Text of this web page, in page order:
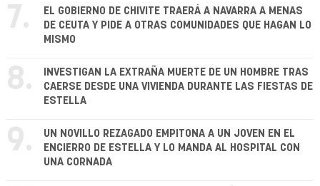
7.
EL GOBIERNO DE CHIVITE TRAERÁ A NAVARRA A MENAS
DE CEUTA Y PIDE A OTRAS COMUNIDADES QUE HAGAN LO
MISMO
8.
INVESTIGAN LA EXTRAÑA MUERTE DE UN HOMBRE TRAS
CAERSE DESDE UNA VIVIENDA DURANTE LAS FIESTAS DE
ESTELLA
9.
UN NOVILLO REZAGADO EMPITONA A UN JOVEN EN EL
ENCIERRO DE ESTELLA Y LO MANDA AL HOSPITAL CON
UNA CORNADA